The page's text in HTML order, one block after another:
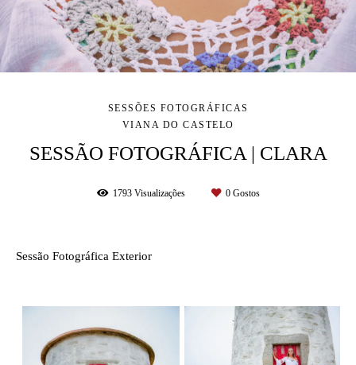
SESSÕES FOTOGRÁFICAS
VIANA DO CASTELO
SESSÃO FOTOGRÁFICA | CLARA
1793Visualizações 0Gostos
Sessão Fotográfica Exterior